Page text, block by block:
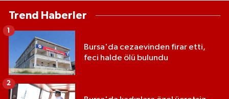
Trend Haberler
Bursa'da cezaevinden firar etti,
feci halde ölü bulundu
1
2